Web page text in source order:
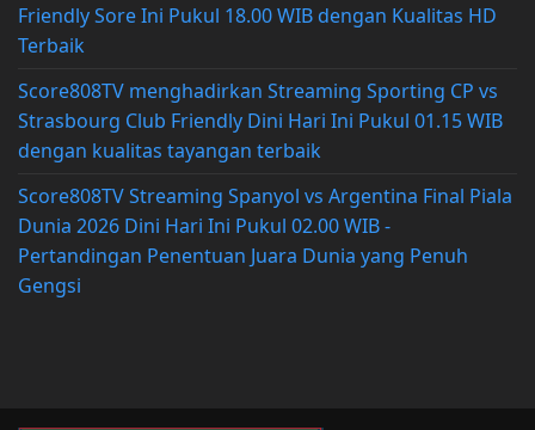
Friendly Sore Ini Pukul 18.00 WIB dengan Kualitas HD
Terbaik
Score808TV menghadirkan Streaming Sporting CP vs
Strasbourg Club Friendly Dini Hari Ini Pukul 01.15 WIB
dengan kualitas tayangan terbaik
Score808TV Streaming Spanyol vs Argentina Final Piala
Dunia 2026 Dini Hari Ini Pukul 02.00 WIB -
Pertandingan Penentuan Juara Dunia yang Penuh
Gengsi